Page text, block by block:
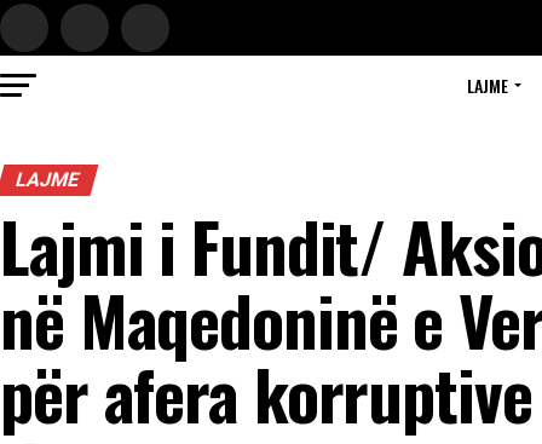
LAJME
LAJME
Lajmi i Fundit/
në Maqedoninë e
për afera korruptive